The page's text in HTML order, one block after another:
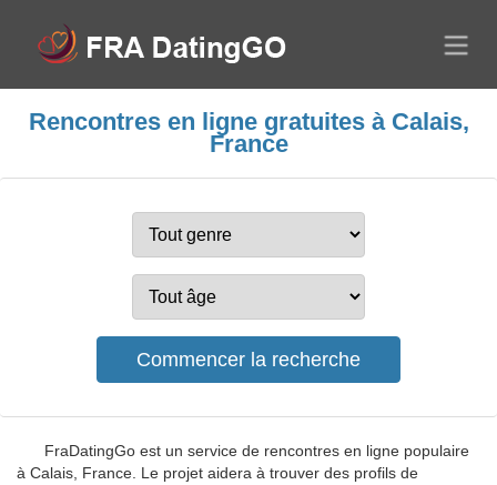
Rencontres en ligne gratuites à Calais,
France
FraDatingGo est un service de rencontres en ligne populaire
à Calais, France. Le projet aidera à trouver des profils de